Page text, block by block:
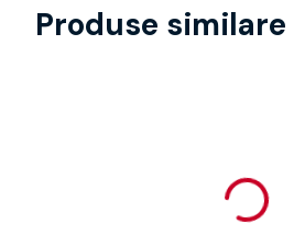
Produse similare